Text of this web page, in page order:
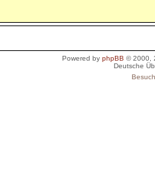
Powered by phpBB © 2000,
Deutsche